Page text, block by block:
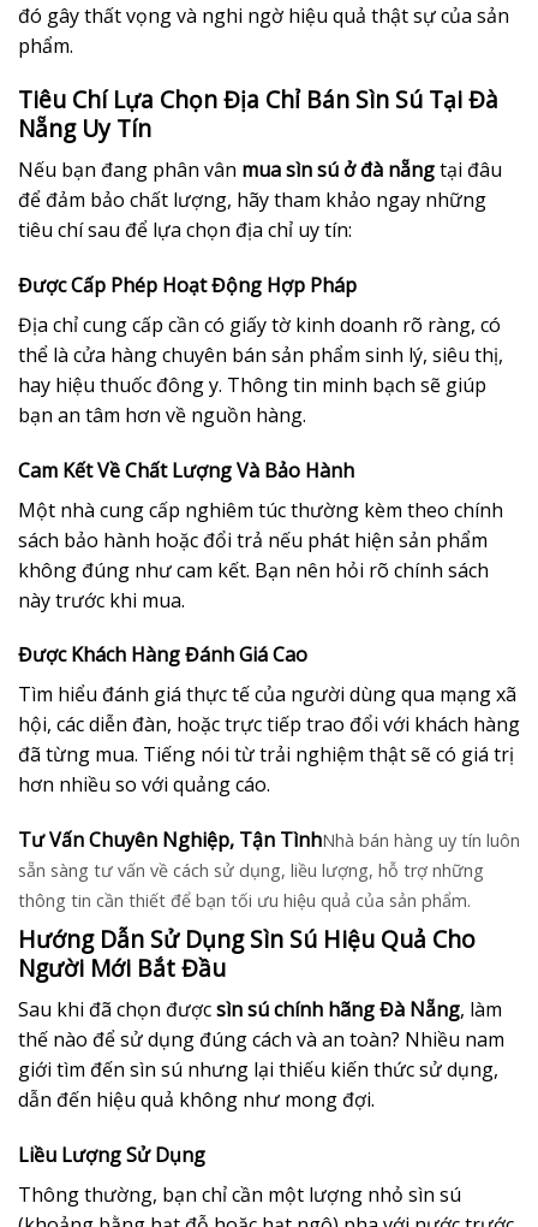
đó gây thất vọng và nghi ngờ hiệu quả thật sự của sản
phẩm.
Tiêu Chí Lựa Chọn Địa Chỉ Bán Sìn Sú Tại Đà
Nẵng Uy Tín
Nếu bạn đang phân vân mua sìn sú ở đà nẵngtại đâu
để đảm bảo chất lượng, hãy tham khảo ngay những
tiêu chí sau để lựa chọn địa chỉ uy tín:
Được Cấp Phép Hoạt Động Hợp Pháp
Địa chỉ cung cấp cần có giấy tờ kinh doanh rõ ràng, có
thể là cửa hàng chuyên bán sản phẩm sinh lý, siêu thị,
hay hiệu thuốc đông y. Thông tin minh bạch sẽ giúp
bạn an tâm hơn về nguồn hàng.
Cam Kết Về Chất Lượng Và Bảo Hành
Một nhà cung cấp nghiêm túc thường kèm theo chính
sách bảo hành hoặc đổi trả nếu phát hiện sản phẩm
không đúng như cam kết. Bạn nên hỏi rõ chính sách
này trước khi mua.
Được Khách Hàng Đánh Giá Cao
Tìm hiểu đánh giá thực tế của người dùng qua mạng xã
hội, các diễn đàn, hoặc trực tiếp trao đổi với khách hàng
đã từng mua. Tiếng nói từ trải nghiệm thật sẽ có giá trị
hơn nhiều so với quảng cáo.
Tư Vấn Chuyên Nghiệp, Tận TìnhNhà bán hàng uy tín luôn
sẵn sàng tư vấn về cách sử dụng, liều lượng, hỗ trợ những
thông tin cần thiết để bạn tối ưu hiệu quả của sản phẩm.
Hướng Dẫn Sử Dụng Sìn Sú Hiệu Quả Cho
Người Mới Bắt Đầu
Sau khi đã chọn đượcsìn sú chính hãng Đà Nẵng, làm
thế nào để sử dụng đúng cách và an toàn? Nhiều nam
giới tìm đến sìn sú nhưng lại thiếu kiến thức sử dụng,
dẫn đến hiệu quả không như mong đợi.
Liều Lượng Sử Dụng
Thông thường, bạn chỉ cần một lượng nhỏ sìn sú